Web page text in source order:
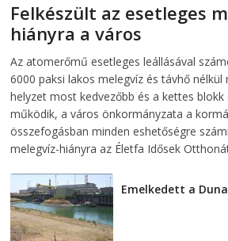
Felkészült az esetleges
hiányra a város
Az atomerőmű esetleges leállásával
6000 paksi lakos melegvíz és távhő nélkül
helyzet most kedvezőbb és a kettes blokk
működik, a város önkormányzata a
összefogásban minden eshetőségre
melegvíz-hiányra az Életfa Idősek
Emelkedett a